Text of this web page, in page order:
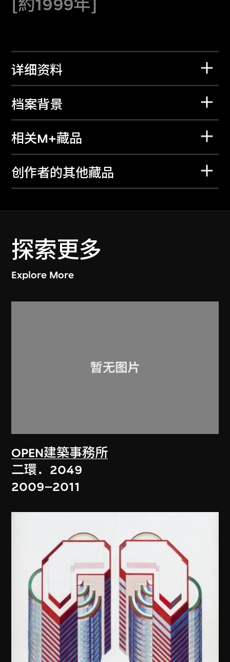
[約1999年]
详细资料
档案背景
相关M+藏品
创作者的其他藏品
探索更多
Explore More
OPEN建築事務所
二環．2049
2009–2011